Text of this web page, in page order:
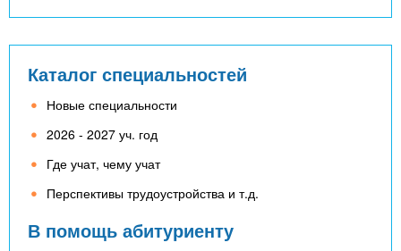
Каталог специальностей
Новые специальности
2026 - 2027 уч. год
Где учат, чему учат
Перспективы трудоустройства и т.д.
В помощь абитуриенту